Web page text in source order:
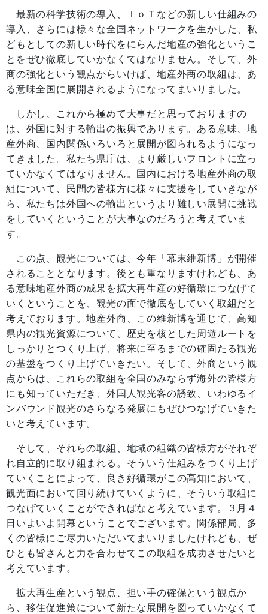
最新の科学技術の導入、ＩｏＴなどの新しい仕組みの
導入、さらには様々な全国ネットワークを生かした、私
どもとしての新しい時代をにらんだ地産の強化というこ
とをぜひ徹底していかなくてはなりません。そして、外
商の強化という観点からいけば、地産外商の取組は、あ
る意味全国に展開されるようになってまいりました。
しかし、これから極めて大事だと思っておりますの
は、外国に対する輸出の振興であります。ある意味、地
産外商、国内関係いろいろと展開が図られるようになっ
てきました。私たち県庁は、より厳しいフロントに立っ
ていかなくてはなりません。国内における地産外商の取
組について、民間の皆様方に様々に支援をしていきなが
ら、私たちは外国への輸出というより難しい展開に挑戦
をしていくということが大事なのだろうと考えていま
す。
この点、観光については、今年「幕末維新博」が開催
されることとなります。後とも重なりますけれども、あ
る意味地産外商の成果を拡大再生産の好循環につなげて
いくということを、観光の面で徹底をしていく取組だと
考えております。地産外商、この維新博を通じて、高知
県内の観光資源について、歴史を核とした周遊ルートを
しっかりとつくり上げ、将来に至るまでの確固たる観光
の基盤をつくり上げていきたい。そして、外商という観
点からは、これらの取組を全国のみならず海外の皆様方
にも知っていただき、外国人観光客の誘致、いわゆるイ
ンバウンド観光のさらなる発展にもぜひつなげていきた
いと考えています。
そして、それらの取組、地域の組織の皆様方がそれぞ
れ自立的に取り組まれる。そういう仕組みをつくり上げ
ていくことによって、良き好循環がこの高知において、
観光面において回り続けていくように、そういう取組に
つなげていくことができればなと考えています。３月４
日いよいよ開幕ということでございます。関係部局、多
くの皆様にご尽力いただいてまいりましたけれども、ぜ
ひとも皆さんと力を合わせてこの取組を成功させたいと
考えています。
拡大再生産という観点、担い手の確保という観点か
ら、移住促進策について新たな展開を図っていかなくて